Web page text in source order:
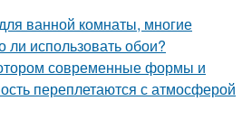
ванной комнаты, многие
использовать обои?
современные формы и
переплетаются с атмосферой